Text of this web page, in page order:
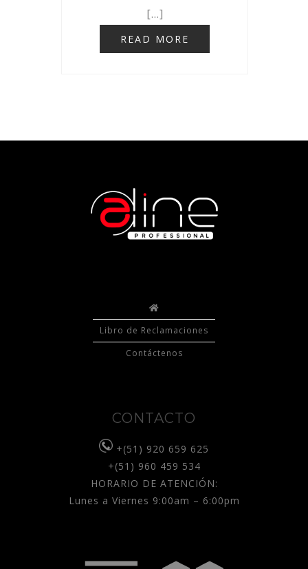
[…]
READ MORE
Libro de Reclamaciones
Contáctenos
CONTACTO
+(51) 920 659 625
+(51) 960 459 534
HORARIO DE ATENCIÓN:
Lunes a Viernes 9:00am – 6:00pm